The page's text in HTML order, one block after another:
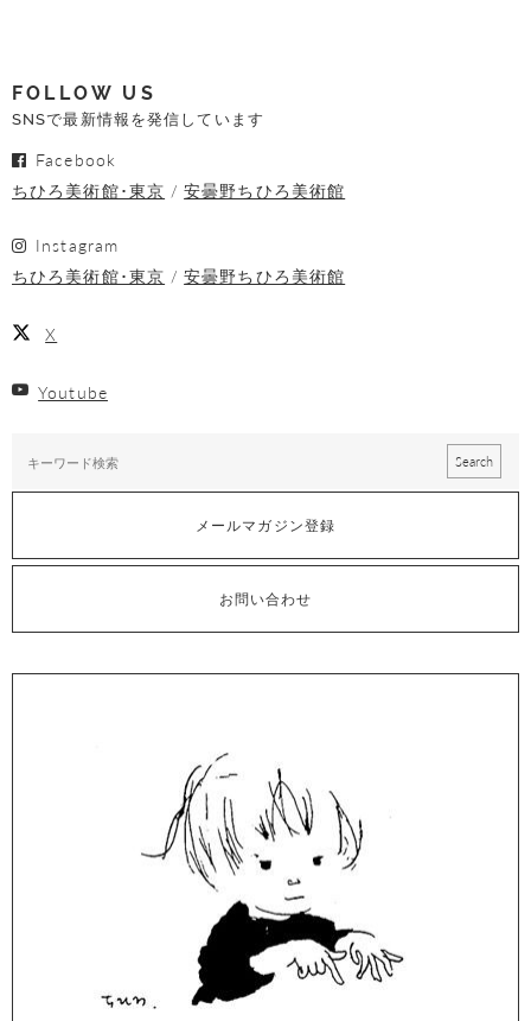
FOLLOW US
SNSで最新情報を発信しています
Facebook
ちひろ美術館･東京
安曇野ちひろ美術館
Instagram
ちひろ美術館･東京
安曇野ちひろ美術館
X
Youtube
メールマガジン登録
お問い合わせ